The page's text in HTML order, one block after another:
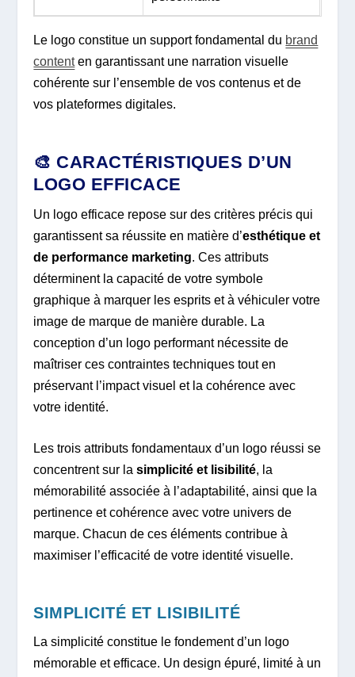
Le logo constitue un support fondamental du brand
contenten garantissant une narration visuelle
cohérente sur l’ensemble de vos contenus et de
vos plateformes digitales.
🎨 CARACTÉRISTIQUES D’UN
LOGO EFFICACE
Un logo efficace repose sur des critères précis qui
garantissent sa réussite en matière d’esthétique et
de performance marketing. Ces attributs
déterminent la capacité de votre symbole
graphique à marquer les esprits et à véhiculer votre
image de marque de manière durable. La
conception d’un logo performant nécessite de
maîtriser ces contraintes techniques tout en
préservant l’impact visuel et la cohérence avec
votre identité.
Les trois attributs fondamentaux d’un logo réussi se
concentrent sur lasimplicité et lisibilité, la
mémorabilité associée à l’adaptabilité, ainsi que la
pertinence et cohérence avec votre univers de
marque. Chacun de ces éléments contribue à
maximiser l’efficacité de votre identité visuelle.
SIMPLICITÉ ET LISIBILITÉ
La simplicité constitue le fondement d’un logo
mémorable et efficace. Un design épuré, limité à un